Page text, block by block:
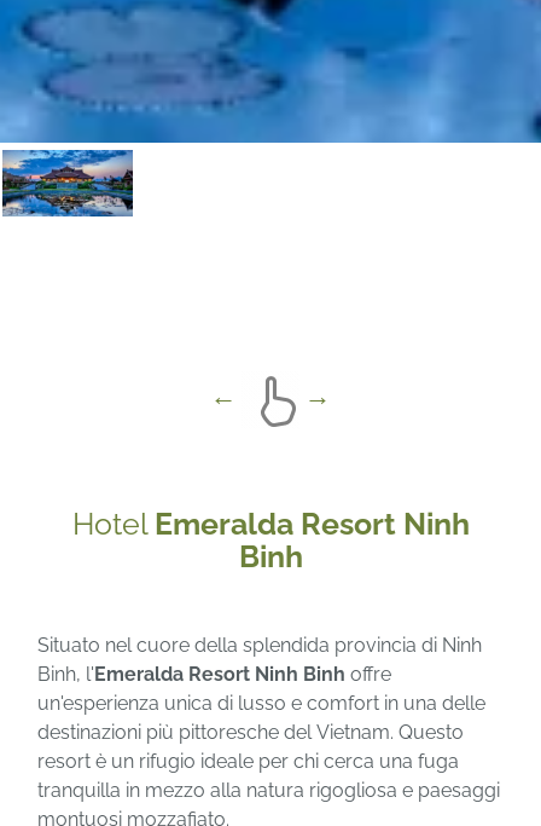
Hotel Emeralda Resort Ninh
Binh
Situato nel cuore della splendida provincia di Ninh
Binh, l' Emeralda Resort Ninh Binh offre
un'esperienza unica di lusso e comfort in una delle
destinazioni più pittoresche del Vietnam. Questo
resort è un rifugio ideale per chi cerca una fuga
tranquilla in mezzo alla natura rigogliosa e paesaggi
montuosi mozzafiato.